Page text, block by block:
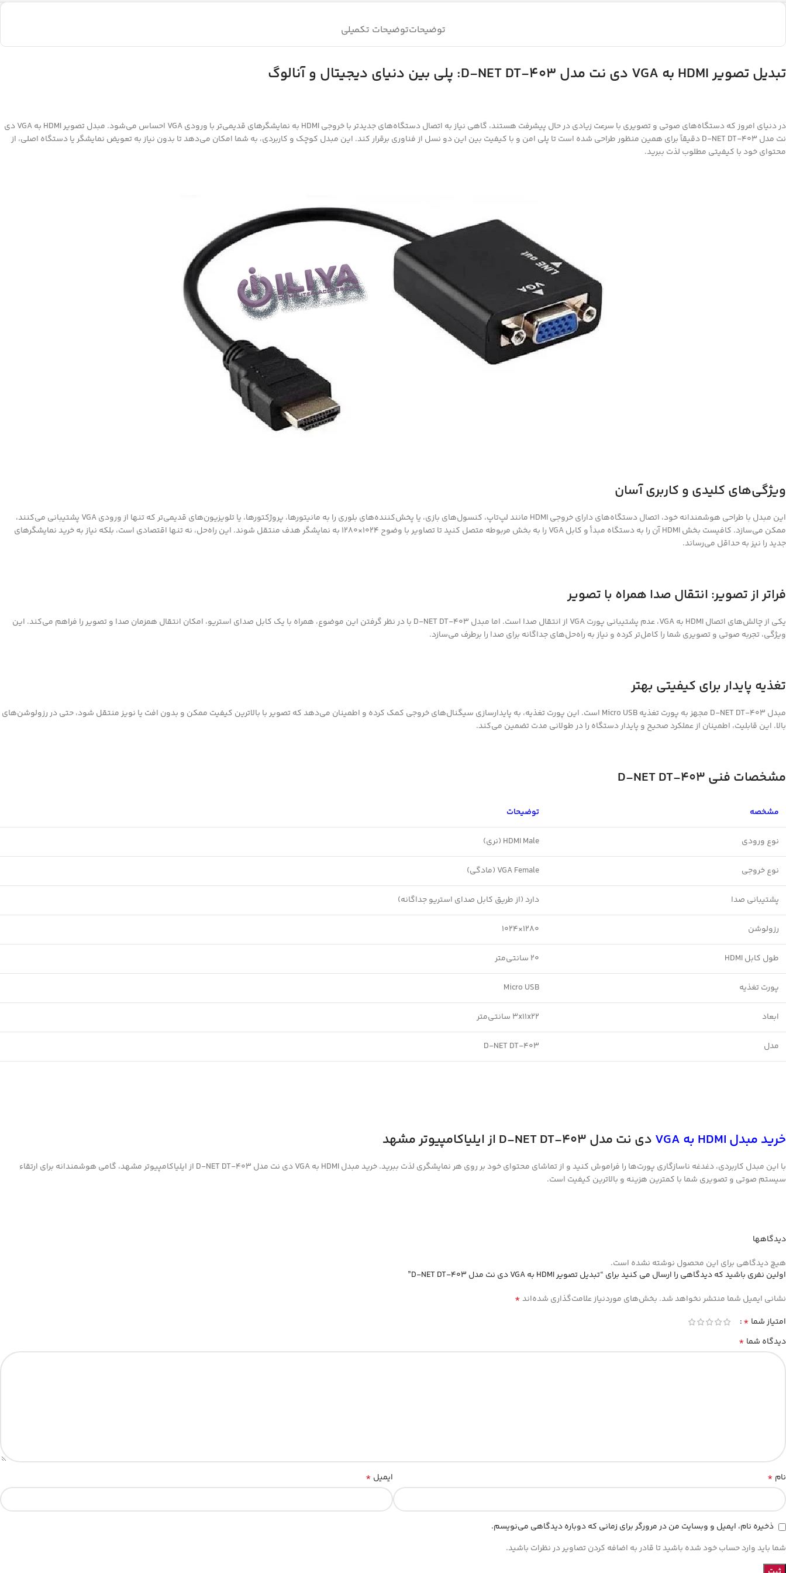
توضیحاتتوضیحات تکمیلی
تبدیل تصویرHDMI به VGA دی نت مدل D-NET DT-403: پلی بین دنیای دیجیتال و آنالوگ
در دنیای امروز که دستگاه‌های صوتی و تصویری با سرعت زیادی در حال پیشرفت هستند، گاهی نیاز به اتصال دستگاه‌های جدیدتر با خروجی HDMI به نمایشگرهای قدیمی‌تر با ورودی VGA احساس می‌شود. مبدل تصویر HDMI به VGA دی
نت مدل D-NET DT-403 دقیقاً برای همین منظور طراحی شده است تا پلی امن و با کیفیت بین این دو نسل از فناوری برقرار کند. این مبدل کوچک و کاربردی، به شما امکان می‌دهد تا بدون نیاز به تعویض نمایشگر یا دستگاه اصلی، از
محتوای خود با کیفیتی مطلوب لذت ببرید.
ویژگی‌های کلیدی و کاربری آسان
این مبدل با طراحی هوشمندانه خود، اتصال دستگاه‌های دارای خروجی HDMI مانند لپ‌تاپ، کنسول‌های بازی، یا پخش‌کننده‌های بلوری را به مانیتورها، پروژکتورها، یا تلویزیون‌های قدیمی‌تر که تنها از ورودی VGA پشتیبانی می‌کنند،
ممکن می‌سازد. کافیست بخش HDMI آن را به دستگاه مبدأ و کابل VGA را به بخش مربوطه متصل کنید تا تصاویر با وضوح 1024×1280 به نمایشگر هدف منتقل شوند. این راه‌حل، نه تنها اقتصادی است، بلکه نیاز به خرید نمایشگرهای
جدید را نیز به حداقل می‌رساند.
فراتر از تصویر: انتقال صدا همراه با تصویر
یکی از چالش‌های اتصال HDMI به VGA، عدم پشتیبانی پورت VGA از انتقال صدا است. اما مبدل D-NET DT-403 با در نظر گرفتن این موضوع، همراه با یک کابل صدای استریو، امکان انتقال همزمان صدا و تصویر را فراهم می‌کند. این
ویژگی، تجربه صوتی و تصویری شما را کامل‌تر کرده و نیاز به راه‌حل‌های جداگانه برای صدا را برطرف می‌سازد.
تغذیه پایدار برای کیفیتی بهتر
مبدل D-NET DT-403 مجهز به پورت تغذیه Micro USB است. این پورت تغذیه، به پایدارسازی سیگنال‌های خروجی کمک کرده و اطمینان می‌دهد که تصویر با بالاترین کیفیت ممکن و بدون افت یا نویز منتقل شود، حتی در رزولوشن‌های
بالا. این قابلیت، اطمینان از عملکرد صحیح و پایدار دستگاه را در طولانی مدت تضمین می‌کند.
مشخصات فنی D-NET DT-403
مشخصه توضیحات
نوع ورودی HDMI Male (نری)
نوع خروجی VGA Female (مادگی)
پشتیبانی صدا دارد (از طریق کابل صدای استریو جداگانه)
رزولوشن 1280×1024
طول کابل HDMI 20 سانتی‌متر
پورت تغذیه Micro USB
ابعاد 3x11x22 سانتی‌متر
مدل D-NET DT-403
خرید مبدل HDMI به VGA دی نت مدل D-NET DT-403 از ایلیاکامپیوتر مشهد
با این مبدل کاربردی، دغدغه ناسازگاری پورت‌ها را فراموش کنید و از تماشای محتوای خود بر روی هر نمایشگری لذت ببرید. خرید مبدل HDMI به VGA دی نت مدل D-NET DT-403 از ایلیاکامپیوتر مشهد، گامی هوشمندانه برای ارتقاء
سیستم صوتی و تصویری شما با کمترین هزینه و بالاترین کیفیت است.
دیدگاهها
هیچ دیدگاهی برای این محصول نوشته نشده است.
اولین نفری باشید که دیدگاهی را ارسال می کنید برای “تبدیل تصویر HDMI به VGA دی نت مدل D-NET DT-403”
نشانی ایمیل شما منتشر نخواهد شد. بخش‌های موردنیاز علامت‌گذاری شده‌اند*
امتیاز شما *
دیدگاه شما *
نام * ایمیل *
ذخیره نام، ایمیل و وبسایت من در مرورگر برای زمانی که دوباره دیدگاهی می‌نویسم.
شما باید وارد حساب خود شده باشید تا قادر به اضافه کردن تصاویر در نظرات باشید.